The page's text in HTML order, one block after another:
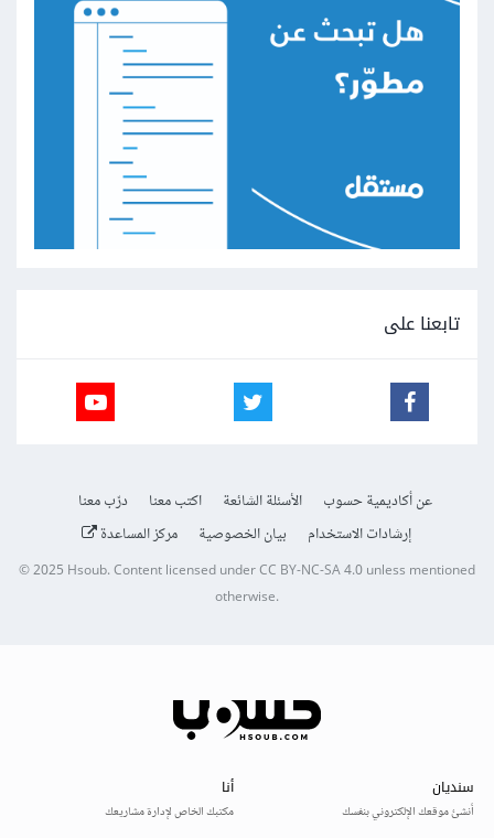
تابعنا على
عن أكاديمية حسوب الأسئلة الشائعة اكتب معنا
درّب معنا
إرشادات الاستخدام
بيان الخصوصية مركز المساعدة
© 2025Hsoub.Content licensed underCC BY-NC-SA 4.0unless mentioned
otherwise.